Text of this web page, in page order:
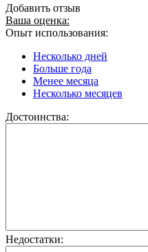
Добавить отзыв
Ваша оценка:
Опыт использования:
Несколько дней
Больше года
Менее месяца
Несколько месяцев
Достоинства:
Недостатки: